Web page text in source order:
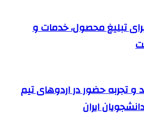
تبلیغ محصول، خدمات و
و تجربه حضور در اردوهای تیم
ایران